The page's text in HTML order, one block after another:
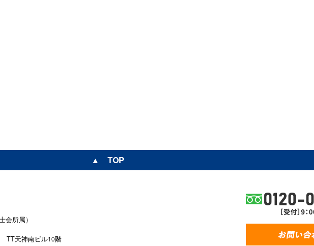
▲ TOP
会所属）
TT天神南ビル10階